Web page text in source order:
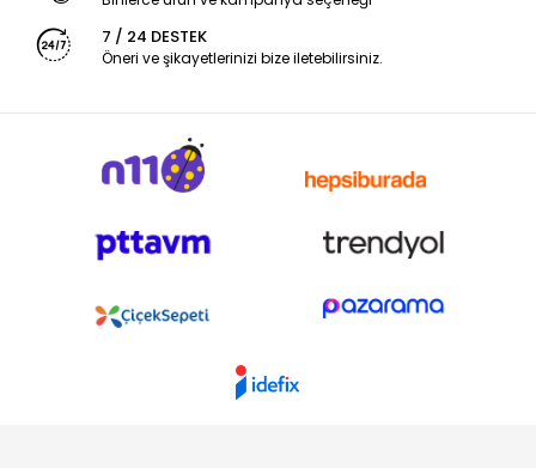
7 / 24 DESTEK
Öneri ve şikayetlerinizi bize iletebilirsiniz.